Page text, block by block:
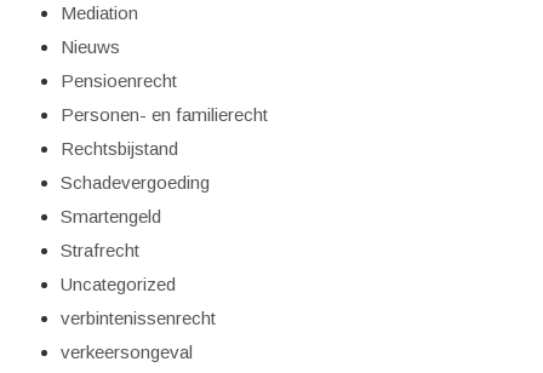
Mediation
Nieuws
Pensioenrecht
Personen- en familierecht
Rechtsbijstand
Schadevergoeding
Smartengeld
Strafrecht
Uncategorized
verbintenissenrecht
verkeersongeval